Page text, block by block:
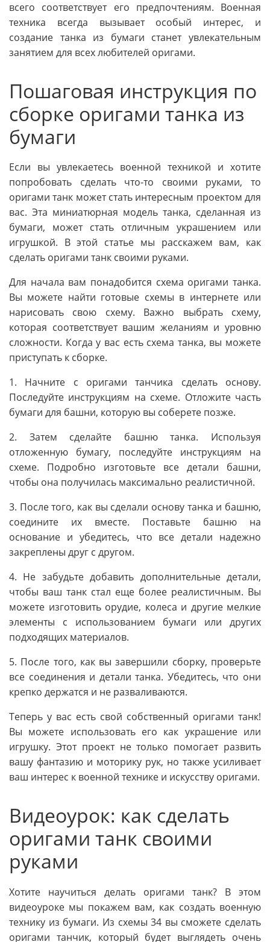
всего соответствует его предпочтениям. Военная
техника всегда вызывает особый интерес, и
создание танка из бумаги станет увлекательным
занятием для всех любителей оригами.
Пошаговая инструкция по
сборке оригами танка из
бумаги
Если вы увлекаетесь военной техникой и хотите
попробовать сделать что-то своими руками, то
оригами танк может стать интересным проектом для
вас. Эта миниатюрная модель танка, сделанная из
бумаги, может стать отличным украшением или
игрушкой. В этой статье мы расскажем вам, как
сделать оригами танк своими руками.
Для начала вам понадобится схема оригами танка.
Вы можете найти готовые схемы в интернете или
нарисовать свою схему. Важно выбрать схему,
которая соответствует вашим желаниям и уровню
сложности. Когда у вас есть схема танка, вы можете
приступать к сборке.
1. Начните с оригами танчика сделать основу.
Последуйте инструкциям на схеме. Отложите часть
бумаги для башни, которую вы соберете позже.
2. Затем сделайте башню танка. Используя
отложенную бумагу, последуйте инструкциям на
схеме. Подробно изготовьте все детали башни,
чтобы она получилась максимально реалистичной.
3. После того, как вы сделали основу танка и башню,
соедините их вместе. Поставьте башню на
основание и убедитесь, что все детали надежно
закреплены друг с другом.
4. Не забудьте добавить дополнительные детали,
чтобы ваш танк стал еще более реалистичным. Вы
можете изготовить орудие, колеса и другие мелкие
элементы с использованием бумаги или других
подходящих материалов.
5. После того, как вы завершили сборку, проверьте
все соединения и детали танка. Убедитесь, что они
крепко держатся и не разваливаются.
Теперь у вас есть свой собственный оригами танк!
Вы можете использовать его как украшение или
игрушку. Этот проект не только помогает развить
вашу фантазию и моторику рук, но также усиливает
ваш интерес к военной технике и искусству оригами.
Видеоурок: как сделать
оригами танк своими
руками
Хотите научиться делать оригами танк? В этом
видеоуроке мы покажем вам, как создать военную
технику из бумаги. Из схемы 34 вы сможете сделать
оригами танчик, который будет выглядеть очень